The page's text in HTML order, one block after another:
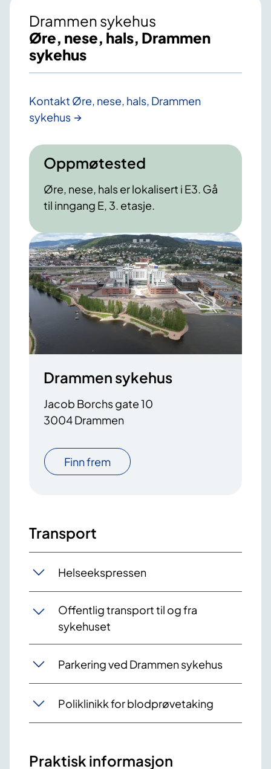
Drammen sykehus
Øre, nese, hals, Drammen
sykehus
Kontakt Øre, nese, hals, Drammen
sykehus
Oppmøtested
Øre, nese, hals er lokalisert i E3. Gå
til inngang E, 3. etasje.
Drammen sykehus
Jacob Borchs gate 10
3004 Drammen
Finn frem
Transport
Helseekspressen
Offentlig transport til og fra
sykehuset
Parkering ved Drammen sykehus
Poliklinikk for blodprøvetaking
Praktisk informasjon